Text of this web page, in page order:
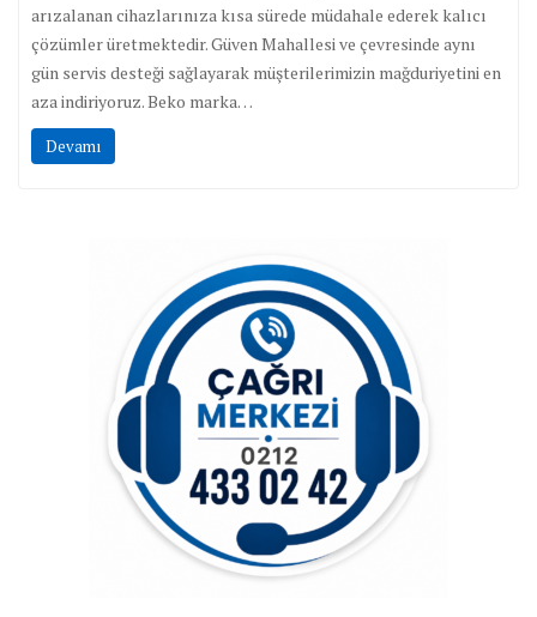
arızalanan cihazlarınıza kısa sürede müdahale ederek kalıcı
çözümler üretmektedir. Güven Mahallesi ve çevresinde aynı
gün servis desteği sağlayarak müşterilerimizin mağduriyetini en
aza indiriyoruz. Beko marka…
Devamı